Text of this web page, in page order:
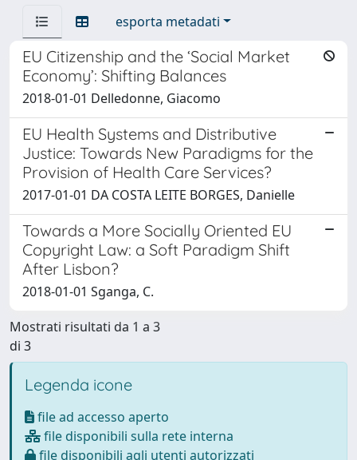
esporta metadati
EU Citizenship and the ‘Social Market
Economy’: Shifting Balances
2018-01-01 Delledonne, Giacomo
EU Health Systems and Distributive
Justice: Towards New Paradigms for the
Provision of Health Care Services?
2017-01-01 DA COSTA LEITE BORGES, Danielle
Towards a More Socially Oriented EU
Copyright Law: a Soft Paradigm Shift
After Lisbon?
2018-01-01 Sganga, C.
Mostrati risultati da 1 a 3
di 3
Legenda icone
file ad accesso aperto
file disponibili sulla rete interna
file disponibili agli utenti autorizzati